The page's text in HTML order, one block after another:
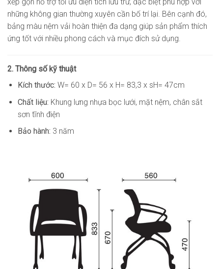
những không gian thường xuyên cần bố trí lại. Bên cạnh đó,
bảng màu nệm vải hoàn thiện đa dạng giúp sản phẩm thích
ứng tốt với nhiều phong cách và mục đích sử dụng.
2. Thông số kỹ thuật
Kích thước: W= 60 x D= 56 x H= 83,3 x sH= 47cm
Chất liệu: Khung lưng nhựa bọc lưới, mặt nệm, chân sắt
sơn tĩnh điện
Bảo hành: 3 năm